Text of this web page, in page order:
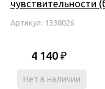
чувствительности
Артикул: 1338026
4 140 ₽
Нет в наличии